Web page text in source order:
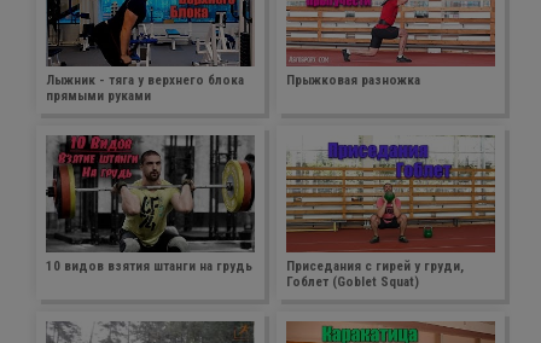
Лыжник - тяга у верхнего блока
прямыми руками
Прыжковая разножка
10 видов взятия штанги на грудь
Приседания с гирей у груди,
Гоблет (Goblet Squat)